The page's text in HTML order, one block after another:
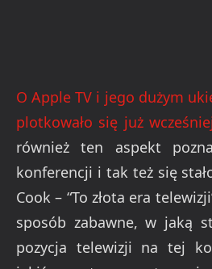
O Apple TV i jego dużym
plotkowało się już
również ten aspekt
konferencji i tak też się
Cook – “To złota era
sposób zabawne, w jaką
pozycja telewizji na tej